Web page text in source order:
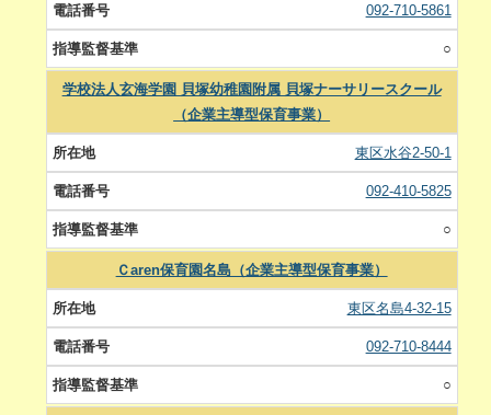
092-710-5861
○
学校法人玄海学園 貝塚幼稚園附属 貝塚ナーサリースクール
（企業主導型保育事業）
東区水谷2-50-1
092-410-5825
○
Ｃaren保育園名島（企業主導型保育事業）
東区名島4-32-15
092-710-8444
○